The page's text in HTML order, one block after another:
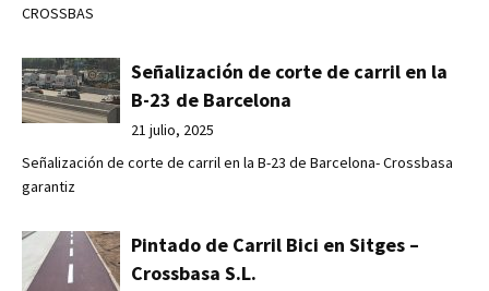
CROSSBAS
Señalización de corte de carril en la
B-23 de Barcelona
21 julio, 2025
Señalización de corte de carril en la B-23 de Barcelona- Crossbasa
garantiz
Pintado de Carril Bici en Sitges –
Crossbasa S.L.